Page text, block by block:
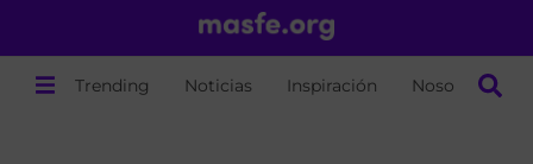
Trending Noticias Inspiración Nosotros